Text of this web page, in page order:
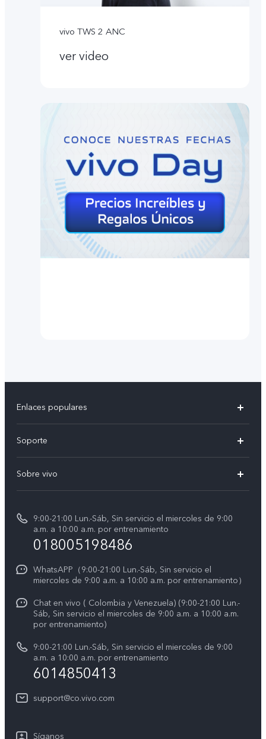
vivo TWS 2 ANC
ver video
Enlaces populares
V70
V70 FE
Y11d
Soporte
Centro de servicio
Verificación de IMEI
Consulta el Precio de los Repuestos
Servicio de logística
Progreso de la reparación
Sobre vivo
Noticias
Empleos en vivo
Avisos legales
Sostenibilidad
Centro de privacidad de vivo
Accesibilidad
9:00-21:00 Lun.-Sáb, Sin servicio el miercoles de 9:00
a.m. a 10:00 a.m. por entrenamiento
018005198486
WhatsAPP（9:00-21:00 Lun.-Sáb, Sin servicio el
miercoles de 9:00 a.m. a 10:00 a.m. por entrenamiento）
Chat en vivo ( Colombia y Venezuela) (9:00-21:00 Lun.-
Sáb, Sin servicio el miercoles de 9:00 a.m. a 10:00 a.m.
por entrenamiento)
9:00-21:00 Lun.-Sáb, Sin servicio el miercoles de 9:00
a.m. a 10:00 a.m. por entrenamiento
6014850413
support@co.vivo.com
Síganos